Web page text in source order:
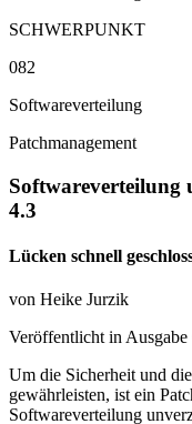
SCHWERPUNKT
082
Softwareverteilung
Patchmanagement
Softwareverteilung
4.3
Lücken schnell
von Heike Jurzik
Veröffentlicht in Ausgabe
Um die Sicherheit und
gewährleisten, ist ein
Softwareverteilung